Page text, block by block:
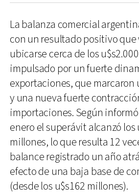
La balanza comercial
con un resultado positivo que
ubicarse cerca de los
impulsado por un fuerte
exportaciones, que marcaron
y una nueva fuerte
importaciones. Según informó
enero el superávit alcanzó los
millones, lo que resulta 12
balance registrado un año
efecto de una baja base de
(desde los u$s162 millones).